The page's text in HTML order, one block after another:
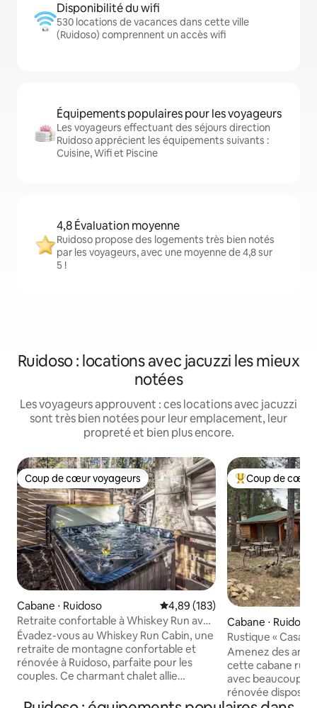
Disponibilité du wifi
530 locations de vacances dans cette ville
(Ruidoso) comprennent un accès wifi
Équipements populaires pour les voyageurs
Les voyageurs effectuant des séjours direction
Ruidoso apprécient les équipements suivants :
Cuisine, Wifi et Piscine
4,8 Évaluation moyenne
Ruidoso propose des logements très bien notés
par les voyageurs, avec une moyenne de 4,8 sur
5 !
Ruidoso : locations avec jacuzzi les mieux
notées
Les voyageurs approuvent : ces locations avec jacuzzi
sont très bien notées pour leur emplacement, leur
propreté et bien plus encore.
Coup de cœur voyageurs
Coup de cœur voyageurs
Cabane ⋅ Ruidoso Évaluation moyenne sur la
4,89 (183)
Retraite confortable à Whiskey Run avec
jacuzzi + ville accessible à pied
Évadez-vous au Whiskey Run Cabin, une
retraite de montagne confortable et
rénovée à Ruidoso, parfaite pour les
couples. Ce charmant chalet allie
dans un emplacement de choix
Coups de cœur
Coup de cœur
Cabane ⋅ Ruidoso
Rustique « Casa
Amenez des amis
cette cabane
avec beaucoup
rénovée dispose